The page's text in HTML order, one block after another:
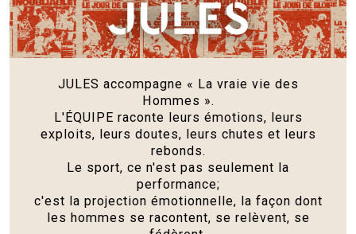
porte le mannequin. Complétez la tenue avec une paire de
baskets basses unies pour une silhouette moderne et
facile à vivre. C'est l'ensemble parfait pour un style casual
au quotidien, qui met en valeur le design du t-shirt.
Le mannequin mesure 1m86 et porte une taille L.
JULES accompagne « La vraie vie des
Hommes ».
L'ÉQUIPE raconte leurs émotions, leurs
exploits, leurs doutes, leurs chutes et leurs
rebonds.
Le sport, ce n'est pas seulement la
performance;
c'est la projection émotionnelle, la façon dont
les hommes se racontent, se relèvent, se